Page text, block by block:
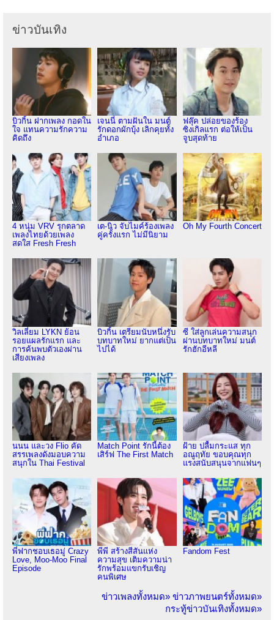
ข่าวบันเทิง
บิวกิ้น ฝากเพลง กอดใน
ใจ แทนความรักความ
คิดถึง
เจนนี่ ตามฝันใน มนต์
รักดอกผักบุ้ง เลิกคุยทั้ง
อำเภอ
ฟลุ๊ค ปล่อยของร้อง
ซิงเกิลแรก ต่อให้เป็น
จูบสุดท้าย
4 หนุ่ม VRV รุกตลาด
เพลงไทยด้วยเพลง
สดใส Fresh Fresh
เต-นิว จับไมค์ร้องเพลง
คู่ครั้งแรก ไม่มีนิยาม
Oh My Fourth Concert
วิลเลี่ยม LYKN ย้อน
รอยแผลรักแรก และ
การค้นพบตัวเองผ่าน
เสียงเพลง
บิวกิ้น เตรียมนับหนึ่งรับ
บทบาทใหม่ ยากแต่เป็น
ไปได้
ซี ใส่ลูกเล่นความสนุก
ผ่านบทบาทใหม่ มนต์
รักฮักอีหลี
นนน และวง Flio คัด
สรรเพลงดังมอบความ
สนุกใน Thai Festival
Match Point รักนี้ต้อง
เสิร์ฟ The First Match
ฝ้าย ปลื้มกระแส ทุก
อณูฤทัย ขอบคุณทุก
แรงสนับสนุนจากแฟนๆ
พี่ฟากชอบเธอมู่ Crazy
Love, Moo-Moo Final
Episode
พีพี สร้างสีสันแห่ง
ความสุข เติมความน่า
รักพร้อมแขกรับเชิญ
คนพิเศษ
Fandom Fest
ข่าวเพลงทั้งหมด» ข่าวภาพยนตร์ทั้งหมด»
กระทู้ข่าวบันเทิงทั้งหมด»